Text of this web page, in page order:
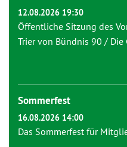
12.08.2026 19:30
Öffentliche Sitzung des
Trier von Bündnis 90 / Die
Sommerfest
16.08.2026 14:00
Das Sommerfest für